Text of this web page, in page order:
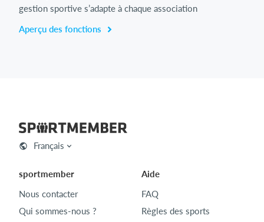
gestion sportive s’adapte à chaque association
Aperçu des fonctions
Français
sportmember
Nous contacter
Qui sommes-nous ?
Aide
FAQ
Règles des sports